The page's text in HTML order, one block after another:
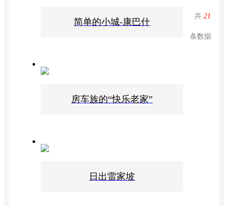
简单的小城-康巴什
房车族的“快乐老家”
日出雷家坡
共 21
条数据